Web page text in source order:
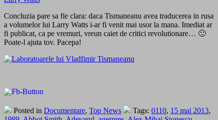
Concluzia pare sa fie clara: daca Tismaneanu avea traducerea in rusa
a volumelor lui Larry Watts i-ar fi venit mai usor la mana. Imediat ar
fi publicat, ca pe vremuri, vreun caiet de critici revolutionare… 🙂
Poate-l ajuta tov. Pacepa!
Posted in Documentare, Top News Tags: 0110, 15 mai 2013,